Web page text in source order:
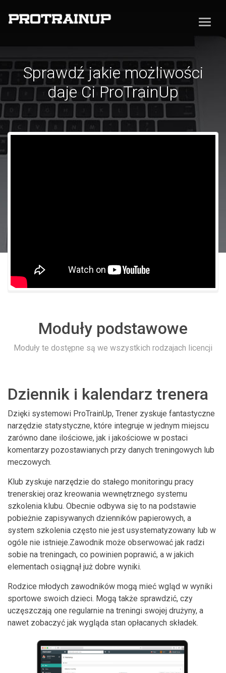
Sprawdź jakie możliwości
daje Ci ProTrainUp
Moduły podstawowe
Moduły te dostępne są we wszystkich rodzajach licencji
Dziennik i kalendarz trenera
Dzięki systemowi ProTrainUp, Trener zyskuje fantastyczne
narzędzie statystyczne, które integruje w jednym miejscu
zarówno dane ilościowe, jak i jakościowe w postaci
komentarzy pozostawianych przy danych treningowych lub
meczowych.
Klub zyskuje narzędzie do stałego monitoringu pracy
trenerskiej oraz kreowania wewnętrznego systemu
szkolenia klubu. Obecnie odbywa się to na podstawie
pobieżnie zapisywanych dzienników papierowych, a
system szkolenia często nie jest usystematyzowany lub w
ogóle nie istnieje.Zawodnik może obserwować jak radzi
sobie na treningach, co powinien poprawić, a w jakich
elementach osiągnął już dobre wyniki.
Rodzice młodych zawodników mogą mieć wgląd w wyniki
sportowe swoich dzieci. Mogą także sprawdzić, czy
uczęszczają one regularnie na treningi swojej drużyny, a
nawet zobaczyć jak wygląda stan opłacanych składek.